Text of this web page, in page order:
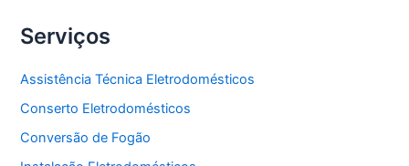
Serviços
Assistência Técnica Eletrodomésticos
Conserto Eletrodomésticos
Conversão de Fogão